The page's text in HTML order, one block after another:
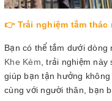
👉 Trải nghiệm tắm thác
Bạn có thể tắm dưới
Khe Kèm, trải nghiệm này
giúp bạn tận hưởng
cùng với người thân, bạn